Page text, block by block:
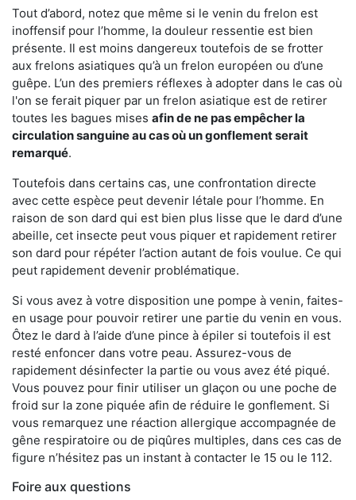
Tout d’abord, notez que même si le venin du frelon est
inoffensif pour l’homme, la douleur ressentie est bien
présente. Il est moins dangereux toutefois de se frotter
aux frelons asiatiques qu’à un frelon européen ou d’une
guêpe. L’un des premiers réflexes à adopter dans le cas où
l'on se ferait piquer par un frelon asiatique est de retirer
toutes les bagues mises afin de ne pas empêcher la
circulation sanguine au cas où un gonflement serait
remarqué.
Toutefois dans certains cas, une confrontation directe
avec cette espèce peut devenir létale pour l’homme. En
raison de son dard qui est bien plus lisse que le dard d’une
abeille, cet insecte peut vous piquer et rapidement retirer
son dard pour répéter l’action autant de fois voulue. Ce qui
peut rapidement devenir problématique.
Si vous avez à votre disposition une pompe à venin, faites-
en usage pour pouvoir retirer une partie du venin en vous.
Ôtez le dard à l’aide d’une pince à épiler si toutefois il est
resté enfoncer dans votre peau. Assurez-vous de
rapidement désinfecter la partie ou vous avez été piqué.
Vous pouvez pour finir utiliser un glaçon ou une poche de
froid sur la zone piquée afin de réduire le gonflement. Si
vous remarquez une réaction allergique accompagnée de
gêne respiratoire ou de piqûres multiples, dans ces cas de
figure n’hésitez pas un instant à contacter le 15 ou le 112.
Foire aux questions